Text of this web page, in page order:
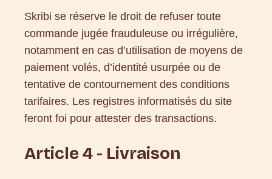
Skribi se réserve le droit de refuser toute
commande jugée frauduleuse ou irrégulière,
notamment en cas d’utilisation de moyens de
paiement volés, d’identité usurpée ou de
tentative de contournement des conditions
tarifaires. Les registres informatisés du site
feront foi pour attester des transactions.
Article 4 - Livraison